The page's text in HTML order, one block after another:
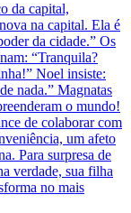
da capital,
na capital. Ela é
da cidade.” Os
“Tranquila?
Noel insiste:
nada.” Magnatas
o mundo!
de colaborar com
um afeto
Para surpresa de
verdade, sua filha
no mais